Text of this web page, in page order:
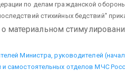
по делам гражданской
стихийных бедствий"
о материальном
Министра, руководителей
и самостоятельных отделов МЧС